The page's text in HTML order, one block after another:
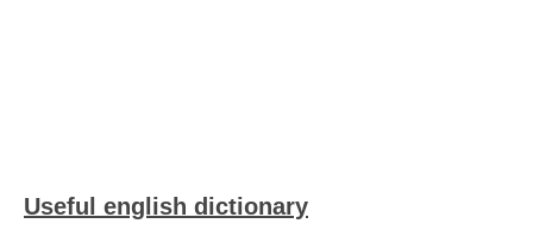
Useful english dictionary